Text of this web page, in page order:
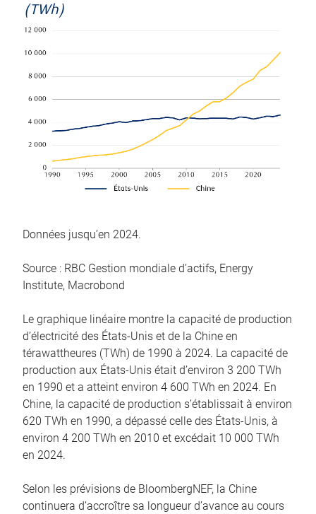
(TWh)
Données jusqu’en 2024.
Source : RBC Gestion mondiale d’actifs, Energy
Institute, Macrobond
Le graphique linéaire montre la capacité de production
d’électricité des États-Unis et de la Chine en
térawattheures (TWh) de 1990 à 2024. La capacité de
production aux États-Unis était d’environ 3 200 TWh
en 1990 et a atteint environ 4 600 TWh en 2024. En
Chine, la capacité de production s’établissait à environ
620 TWh en 1990, a dépassé celle des États-Unis, à
environ 4 200 TWh en 2010 et excédait 10 000 TWh
en 2024.
Selon les prévisions de BloombergNEF, la Chine
continuera d’accroître sa longueur d’avance au cours